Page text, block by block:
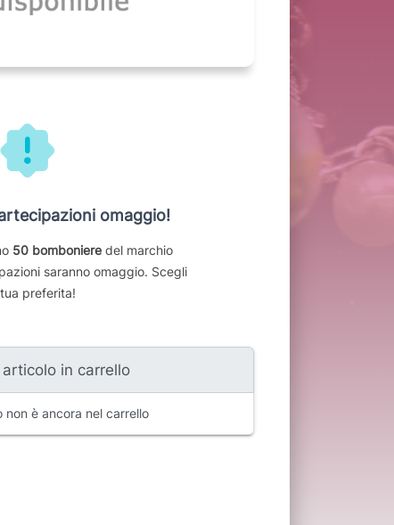
omaggio!
50 bombonieredel marchio
saranno omaggio. Scegli
preferita!
articolo in carrello
non è ancora nel carrello